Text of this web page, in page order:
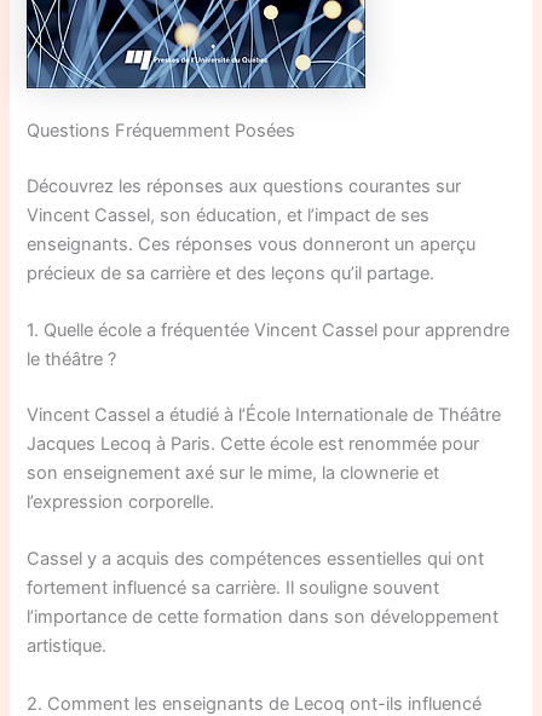
Questions Fréquemment Posées
Découvrez les réponses aux questions courantes sur
Vincent Cassel, son éducation, et l’impact de ses
enseignants. Ces réponses vous donneront un aperçu
précieux de sa carrière et des leçons qu’il partage.
1. Quelle école a fréquentée Vincent Cassel pour apprendre
le théâtre ?
Vincent Cassel a étudié à l’École Internationale de Théâtre
Jacques Lecoq à Paris. Cette école est renommée pour
son enseignement axé sur le mime, la clownerie et
l’expression corporelle.
Cassel y a acquis des compétences essentielles qui ont
fortement influencé sa carrière. Il souligne souvent
l’importance de cette formation dans son développement
artistique.
2. Comment les enseignants de Lecoq ont-ils influencé